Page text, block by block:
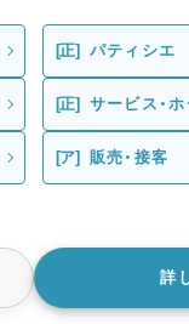
[正] パティシエ
[正]
サービス・
ー候補）
[ア] 販売・接客
詳